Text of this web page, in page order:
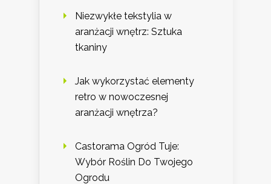
Niezwykłe tekstylia w
aranżacji wnętrz: Sztuka
tkaniny
Jak wykorzystać elementy
retro w nowoczesnej
aranżacji wnętrza?
Castorama Ogród Tuje:
Wybór Roślin Do Twojego
Ogrodu